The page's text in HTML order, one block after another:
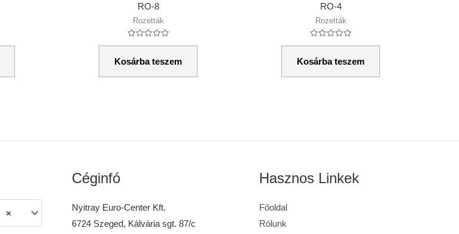
RO-8
Rozetták
Értékelés:
/
5
Kosárba teszem
RO-4
Rozetták
Értékelés:
/
5
Kosárba teszem
×
Céginfó
Nyitray Euro-Center Kft.
6724 Szeged, Kálvária sgt. 87/c
Hasznos Linkek
Főoldal
Rólunk